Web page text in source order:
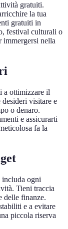
gratuiti.
la tua
gratuiti in
festival culturali o
immergersi nella
a ottimizzare il
visitare e
o denaro.
e assicurarti
fa la
includa ogni
Tieni traccia
delle finanze.
e a evitare
piccola riserva